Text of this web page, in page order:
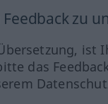
Feedback zu
ist
das